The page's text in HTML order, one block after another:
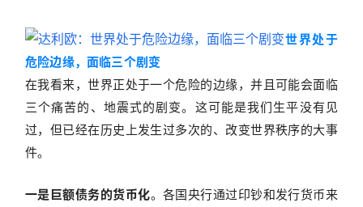
世界处于
危险边缘，面临三个剧变
在我看来，世界正处于一个危险的边缘，并且可能会面临
三个痛苦的、地震式的剧变。这可能是我们生平没有见
过，但已经在历史上发生过多次的、改变世界秩序的大事
件。
一是巨额债务的货币化。各国央行通过印钞和发行货币来